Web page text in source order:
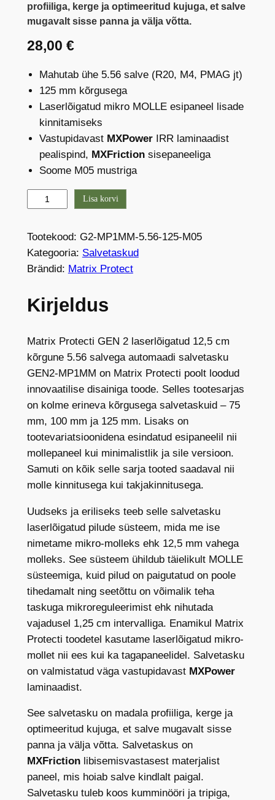
profiiliga, kerge ja optimeeritud kujuga, et salve
mugavalt sisse panna ja välja võtta.
28,00 €
Mahutab ühe 5.56 salve (R20, M4, PMAG jt)
125 mm kõrgusega
Laserlõigatud mikro MOLLE esipaneel lisade
kinnitamiseks
Vastupidavast MXPowerIRR laminaadist
pealispind, MXFrictionsisepaneeliga
Soome M05 mustriga
-
r
o
G
n
a
u
t
o
m
a
a
d
i
s
l
v
e
t
a
s
k
u
M
P
1
M
M
v
t
Lisa korvi
Tootekood: G2-MP1MM-5.56-125-M05
Kategooria: Salvetaskud
Brändid: Matrix Protect
Kirjeldus
Matrix Protecti GEN 2 laserlõigatud 12,5 cm
kõrgune 5.56 salvega automaadi salvetasku
GEN2-MP1MM on Matrix Protecti poolt loodud
innovaatilise disainiga toode. Selles tootesarjas
on kolme erineva kõrgusega salvetaskuid – 75
mm, 100 mm ja 125 mm. Lisaks on
tootevariatsioonidena esindatud esipaneelil nii
mollepaneel kui minimalistlik ja sile versioon.
Samuti on kõik selle sarja tooted saadaval nii
molle kinnitusega kui takjakinnitusega.
Uudseks ja eriliseks teeb selle salvetasku
laserlõigatud pilude süsteem, mida me ise
nimetame mikro-molleks ehk 12,5 mm vahega
molleks. See süsteem ühildub täielikult MOLLE
süsteemiga, kuid pilud on paigutatud on poole
tihedamalt ning seetõttu on võimalik teha
taskuga mikroreguleerimist ehk nihutada
vajadusel 1,25 cm intervalliga. Enamikul Matrix
Protecti toodetel kasutame laserlõigatud mikro-
mollet nii ees kui ka tagapaneelidel. Salvetasku
on valmistatud väga vastupidavast MXPower
laminaadist.
See salvetasku on madala profiiliga, kerge ja
optimeeritud kujuga, et salve mugavalt sisse
panna ja välja võtta. Salvetaskus on
MXFrictionlibisemisvastasest materjalist
paneel, mis hoiab salve kindlalt paigal.
Salvetasku tuleb koos kumminööri ja tripiga,